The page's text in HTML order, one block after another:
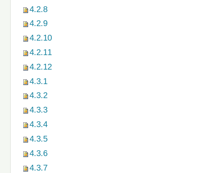
4.2.8
4.2.9
4.2.10
4.2.11
4.2.12
4.3.1
4.3.2
4.3.3
4.3.4
4.3.5
4.3.6
4.3.7